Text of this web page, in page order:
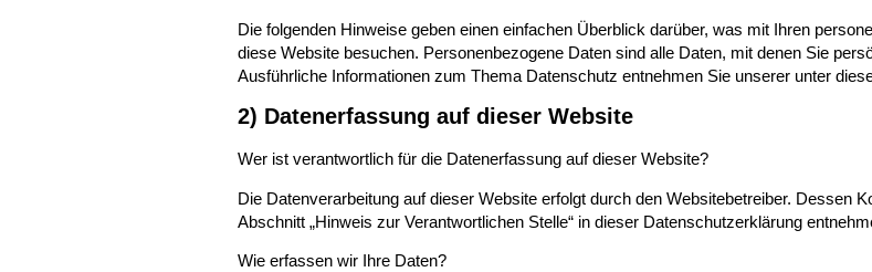
Die folgenden Hinweise geben einen einfachen Überblick darüber, was mit Ihren
diese Website besuchen. Personenbezogene Daten sind alle Daten, mit denen Sie
Ausführliche Informationen zum Thema Datenschutz entnehmen Sie unserer unter
2) Datenerfassung auf dieser Website
Wer ist verantwortlich für die Datenerfassung auf dieser Website?
Die Datenverarbeitung auf dieser Website erfolgt durch den Websitebetreiber. Dessen
Abschnitt „Hinweis zur Verantwortlichen Stelle“ in dieser Datenschutzerklärung
Wie erfassen wir Ihre Daten?